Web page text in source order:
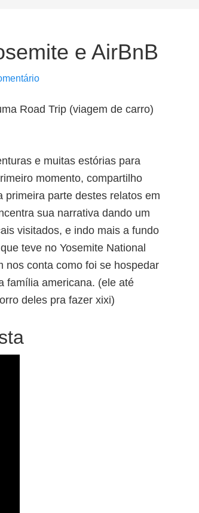
e AirBnB
Road Trip (viagem de carro)
e muitas estórias para
momento, compartilho
primeira parte destes relatos em
sua narrativa dando um
visitados, e indo mais a fundo
teve no Yosemite National
nos conta como foi se hospedar
família americana. (ele até
deles pra fazer xixi)